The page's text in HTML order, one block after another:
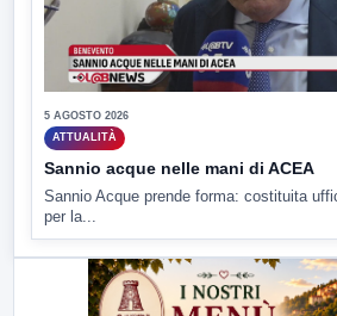
5 AGOSTO 2026
ATTUALITÀ
Sannio acque nelle mani di ACEA
Sannio Acque prende forma: costituita
per la...